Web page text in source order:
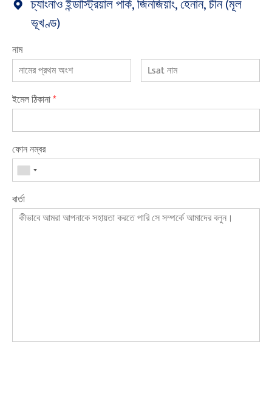
চ্যাংনাও ইন্ডাস্ট্রিয়াল পার্ক, জিনজিয়াং, হেনান, চীন (মূল
ভূখণ্ড)
নাম
ইমেল ঠিকানা*
ফোন নম্বর
বার্তা